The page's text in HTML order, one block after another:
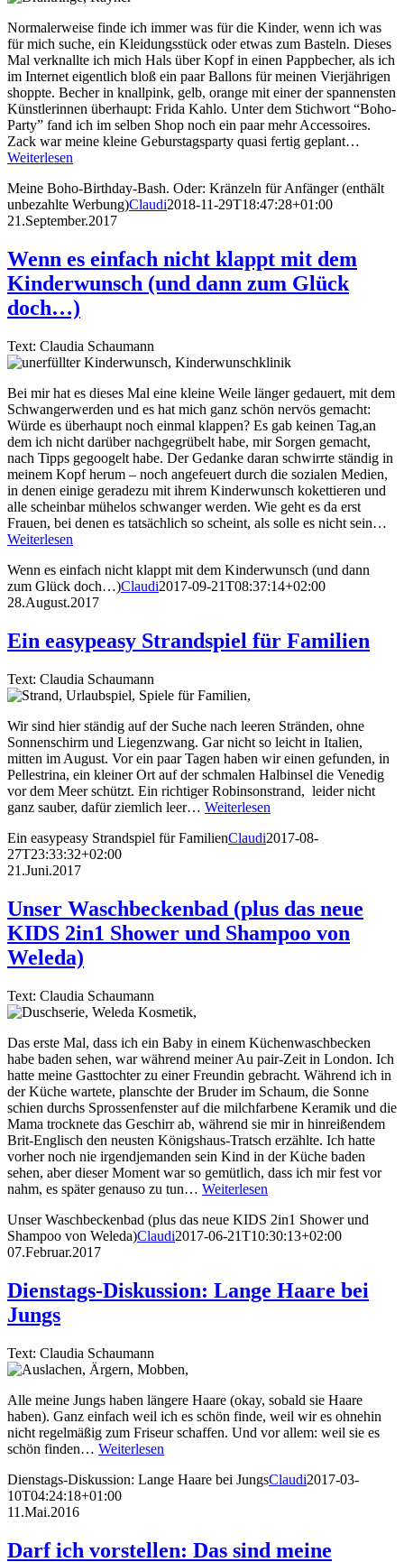
Normalerweise finde ich immer was für die Kinder, wenn ich was
für mich suche, ein Kleidungsstück oder etwas zum Basteln. Dieses
Mal verknallte ich mich Hals über Kopf in einen Pappbecher, als ich
im Internet eigentlich bloß ein paar Ballons für meinen Vierjährigen
shoppte. Becher in knallpink, gelb, orange mit einer der spannensten
Künstlerinnen überhaupt: Frida Kahlo. Unter dem Stichwort “Boho-
Party” fand ich im selben Shop noch ein paar mehr Accessoires.
Zack war meine kleine Geburstagsparty quasi fertig geplant…
Weiterlesen
Meine Boho-Birthday-Bash. Oder: Kränzeln für Anfänger (enthält
unbezahlte Werbung)Claudi2018-11-29T18:47:28+01:00
21.September.2017
Wenn es einfach nicht klappt mit dem
Kinderwunsch (und dann zum Glück
doch…)
Text: Claudia Schaumann
Bei mir hat es dieses Mal eine kleine Weile länger gedauert, mit dem
Schwangerwerden und es hat mich ganz schön nervös gemacht:
Würde es überhaupt noch einmal klappen? Es gab keinen Tag,an
dem ich nicht darüber nachgegrübelt habe, mir Sorgen gemacht,
nach Tipps gegoogelt habe. Der Gedanke daran schwirrte ständig in
meinem Kopf herum – noch angefeuert durch die sozialen Medien,
in denen einige geradezu mit ihrem Kinderwunsch kokettieren und
alle scheinbar mühelos schwanger werden. Wie geht es da erst
Frauen, bei denen es tatsächlich so scheint, als solle es nicht sein…
Weiterlesen
Wenn es einfach nicht klappt mit dem Kinderwunsch (und dann
zum Glück doch…)Claudi2017-09-21T08:37:14+02:00
28.August.2017
Ein easypeasy Strandspiel für Familien
Text: Claudia Schaumann
Wir sind hier ständig auf der Suche nach leeren Stränden, ohne
Sonnenschirm und Liegenzwang. Gar nicht so leicht in Italien,
mitten im August. Vor ein paar Tagen haben wir einen gefunden, in
Pellestrina, ein kleiner Ort auf der schmalen Halbinsel die Venedig
vor dem Meer schützt. Ein richtiger Robinsonstrand, leider nicht
ganz sauber, dafür ziemlich leer… Weiterlesen
Ein easypeasy Strandspiel für FamilienClaudi2017-08-
27T23:33:32+02:00
21.Juni.2017
Unser Waschbeckenbad (plus das neue
KIDS 2in1 Shower und Shampoo von
Weleda)
Text: Claudia Schaumann
Das erste Mal, dass ich ein Baby in einem Küchenwaschbecken
habe baden sehen, war während meiner Au pair-Zeit in London. Ich
hatte meine Gasttochter zu einer Freundin gebracht. Während ich in
der Küche wartete, planschte der Bruder im Schaum, die Sonne
schien durchs Sprossenfenster auf die milchfarbene Keramik und die
Mama trocknete das Geschirr ab, während sie mir in hinreißendem
Brit-Englisch den neusten Königshaus-Tratsch erzählte. Ich hatte
vorher noch nie irgendjemanden sein Kind in der Küche baden
sehen, aber dieser Moment war so gemütlich, dass ich mir fest vor
nahm, es später genauso zu tun… Weiterlesen
Unser Waschbeckenbad (plus das neue KIDS 2in1 Shower und
Shampoo von Weleda)Claudi2017-06-21T10:30:13+02:00
07.Februar.2017
Dienstags-Diskussion: Lange Haare bei
Jungs
Text: Claudia Schaumann
Alle meine Jungs haben längere Haare (okay, sobald sie Haare
haben). Ganz einfach weil ich es schön finde, weil wir es ohnehin
nicht regelmäßig zum Friseur schaffen. Und vor allem: weil sie es
schön finden… Weiterlesen
Dienstags-Diskussion: Lange Haare bei JungsClaudi2017-03-
10T04:24:18+01:00
11.Mai.2016
Darf ich vorstellen: Das sind meine